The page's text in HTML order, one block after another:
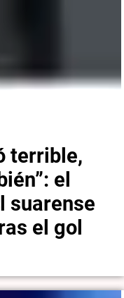
terrible,
el
suarense
el gol